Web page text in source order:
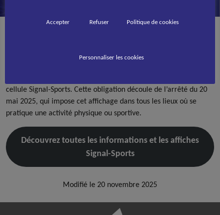
Depuis hier, mardi 19 novembre 2025, près de 330 000
cellule Signal-Sports. Cette obligation découle de l’arrêté du 20
mai 2025, qui impose cet affichage dans tous les lieux où se
pratique une activité physique ou sportive.
Découvrez toutes les informations et les affiches
Signal-Sports
Modifié le 20 novembre 2025
Accepter Refuser Politique de cookies
Personnaliser les cookies